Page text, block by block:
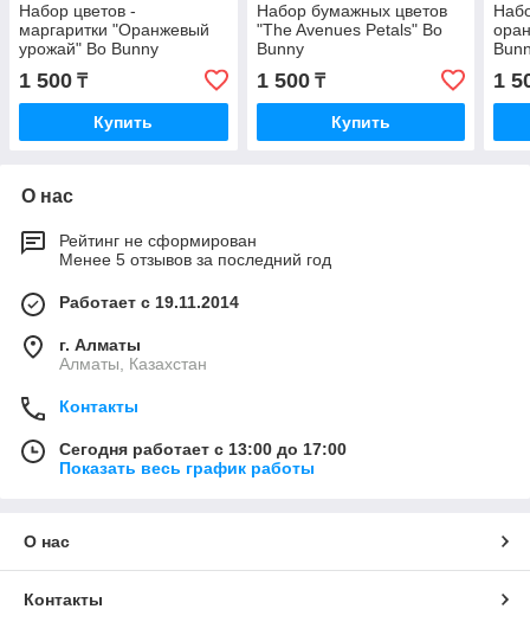
Набор цветов -
маргаритки "Оранжевый
урожай" Bo Bunny
1 500 ₸
Купить
Набор бумажных цветов
"The Avenues Petals" Bo
Bunny
1 500₸
Купить
1
О нас
Рейтинг не сформирован
Менее 5 отзывов за последний год
Работает с 19.11.2014
г. Алматы
Алматы, Казахстан
Контакты
Сегодня работает с 13:00 до 17:00
Показать весь график работы
О нас
Контакты